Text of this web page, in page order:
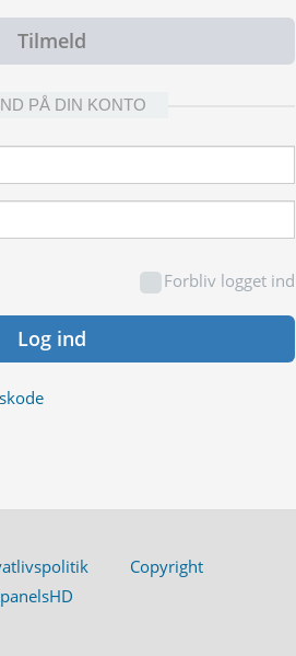
Tilmeld
PÅ DIN KONTO
Forbliv logget ind
Log ind
Copyright